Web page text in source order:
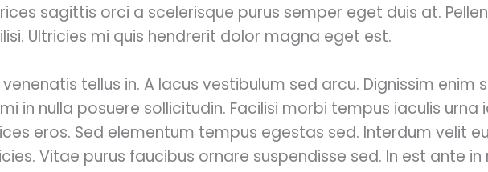
sagittis orci a scelerisque purus semper eget duis at.
Ultricies mi quis hendrerit dolor magna eget est.
tellus in. A lacus vestibulum sed arcu. Dignissim enim
in nulla posuere sollicitudin. Facilisi morbi tempus iaculis
eros. Sed elementum tempus egestas sed. Interdum velit
Vitae purus faucibus ornare suspendisse sed. In est ante